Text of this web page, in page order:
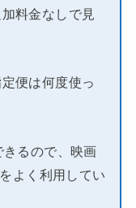
料金なしで見
便は何度使っ
るので、映画
よく利用してい